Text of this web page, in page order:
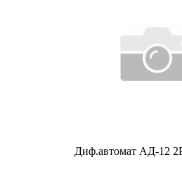
Диф.автомат АД-12